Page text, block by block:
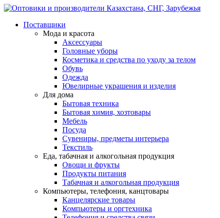
Поставщики
Мода и красота
Аксессуары
Головные уборы
Косметика и средства по уходу за телом
Обувь
Одежда
Ювелирные украшения и изделия
Для дома
Бытовая техника
Бытовая химия, хозтовары
Мебель
Посуда
Сувениры, предметы интерьера
Текстиль
Еда, табачная и алкогольная продукция
Овощи и фрукты
Продукты питания
Табачная и алкогольная продукция
Компьютеры, телефония, канцтовары
Канцелярские товары
Компьютеры и оргтехника